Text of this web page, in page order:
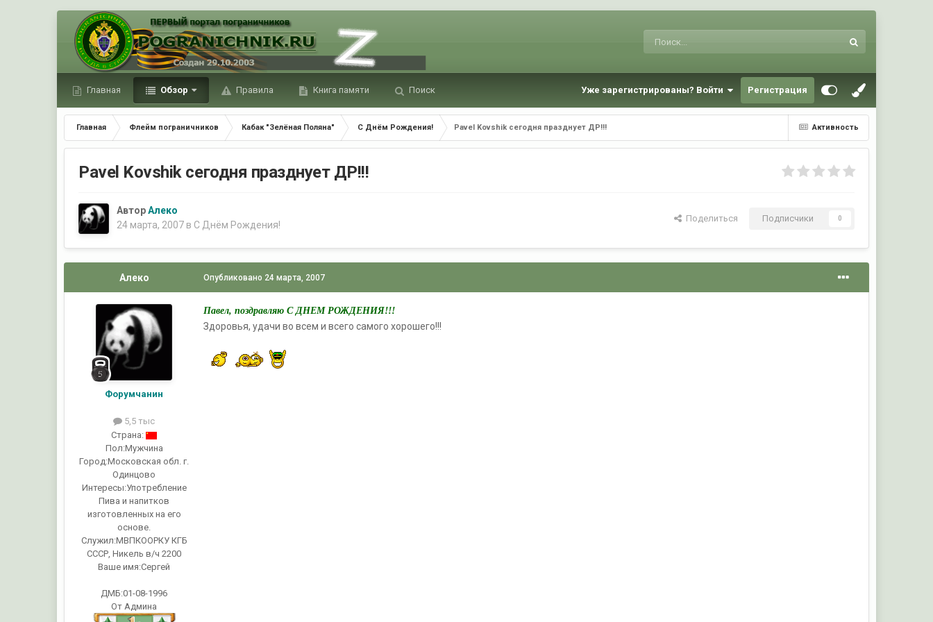
Главная Обзор Правила Книга памяти Поиск Уже зарегистрированы? Войти Регистрация
Активность
Главная Флейм пограничников Кабак "Зелёная Поляна" С Днём Рождения! Pavel Kovshik сегодня празднует ДР!!!
Pavel Kovshik сегодня празднует ДР!!!
АвторАлеко
24 марта, 2007 в С Днём Рождения!
Поделиться Подписчики 0
Алеко
Форумчанин
5,5 тыс
Страна:
Пол:Мужчина
Город:Московская обл. г.
Одинцово
Интересы:Употребление
Пива и напитков
изготовленных на его
основе.
Служил:МВПКООРКУ КГБ
СССР, Никель в/ч 2200
Ваше имя:Сергей
ДМБ:01-08-1996
От Админа
Опубликовано 24 марта, 2007
Павел, поздравляю С ДНЕМ РОЖДЕНИЯ!!!
Здоровья, удачи во всем и всего самого хорошего!!!